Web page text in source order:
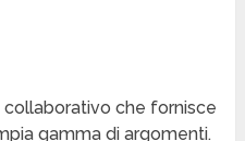
che fornisce
gamma di argomenti.